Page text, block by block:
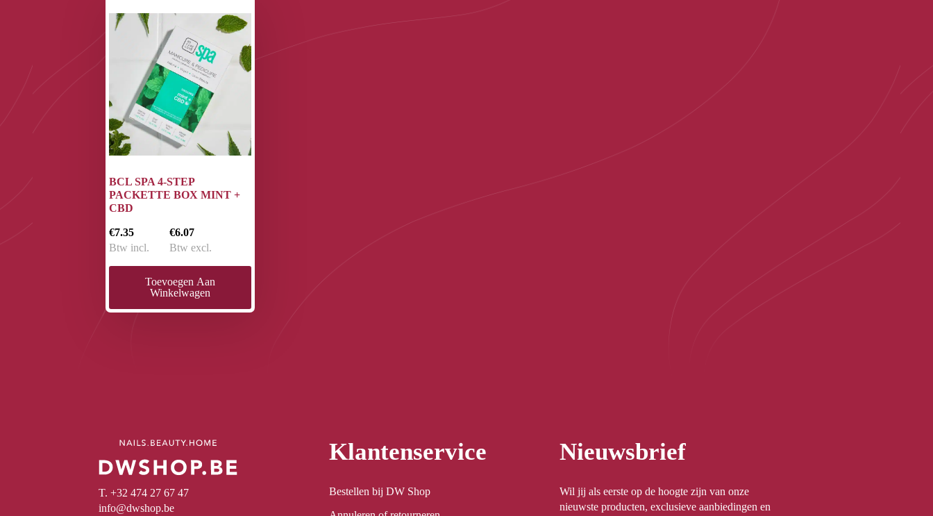
BCL SPA 4-STEP
PACKETTE BOX MINT +
CBD
€7.35
Btw incl.
€6.07
Btw excl.
Toevoegen Aan
Winkelwagen
T. +32 474 27 67 47
info@dwshop.be
Klantenservice
Bestellen bij DW Shop
Nieuwsbrief
Wil jij als eerste op de hoogte zijn van onze
nieuwste producten, exclusieve aanbiedingen en